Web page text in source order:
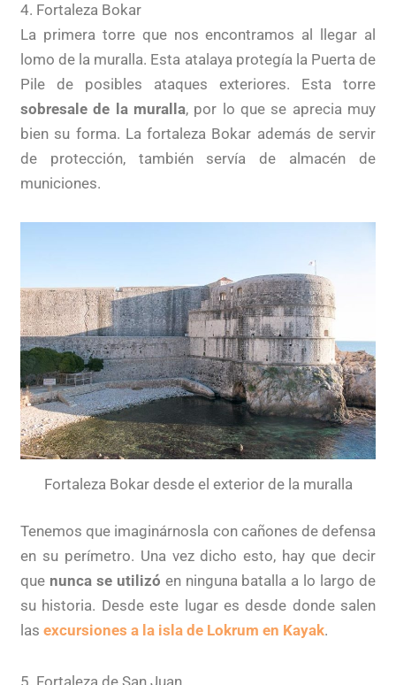
4. Fortaleza Bokar
La primera torre que nos encontramos al llegar al
lomo de la muralla. Esta atalaya protegía la Puerta de
Pile de posibles ataques exteriores. Esta torre
sobresale de la muralla, por lo que se aprecia muy
bien su forma. La fortaleza Bokar además de servir
de protección, también servía de almacén de
municiones.
Fortaleza Bokar desde el exterior de la muralla
Tenemos que imaginárnosla con cañones de defensa
en su perímetro. Una vez dicho esto, hay que decir
que nunca se utilizó en ninguna batalla a lo largo de
su historia. Desde este lugar es desde donde salen
las excursiones a la isla de Lokrum en Kayak.
5. Fortaleza de San Juan